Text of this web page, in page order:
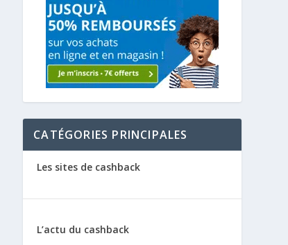
CATÉGORIES PRINCIPALES
Les sites de cashback
L’actu du cashback